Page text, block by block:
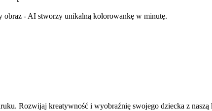
obraz - AI stworzy unikalną kolorowankę w minutę.
Rozwijaj kreatywność i wyobraźnię swojego dziecka z